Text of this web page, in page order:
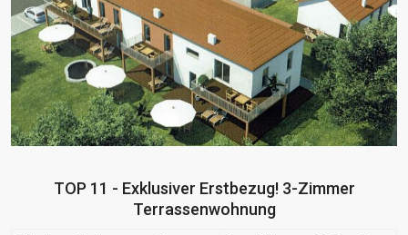
TOP 11 - Exklusiver Erstbezug! 3-Zimmer
Terrassenwohnung